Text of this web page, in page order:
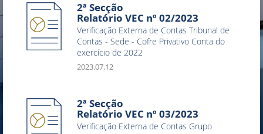
2ª Secção
Relatório VEC nº 02/2023
Verificação Externa de Contas Tribunal de
Contas - Sede - Cofre Privativo Conta do
exercício de 2022
2023.07.12
2ª Secção
Relatório VEC nº 03/2023
Verificação Externa de Contas Grupo